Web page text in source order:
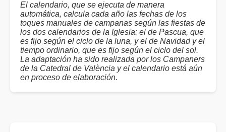
El calendario, que se ejecuta de manera
automática, calcula cada año las fechas de los
toques manuales de campanas según las fiestas de
los dos calendarios de la Iglesia: el de Pascua, que
es fijo según el ciclo de la luna, y el de Navidad y el
tiempo ordinario, que es fijo según el ciclo del sol.
La adaptación ha sido realizada por los Campaners
de la Catedral de València y el calendario está aún
en proceso de elaboración.